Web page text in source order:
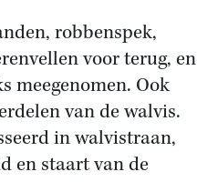
robbenspek,
voor terug, en
meegenomen. Ook
van de walvis.
in walvistraan,
en staart van de